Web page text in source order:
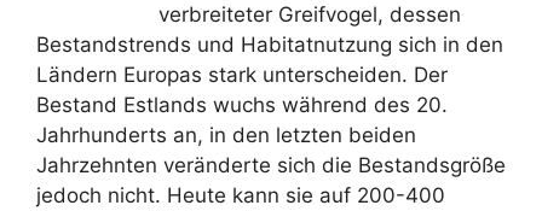
verbreiteter Greifvogel, dessen
Bestandstrends und Habitatnutzung sich in den
Ländern Europas stark unterscheiden. Der
Bestand Estlands wuchs während des 20.
Jahrhunderts an, in den letzten beiden
Jahrzehnten veränderte sich die Bestandsgröße
jedoch nicht. Heute kann sie auf 200-400